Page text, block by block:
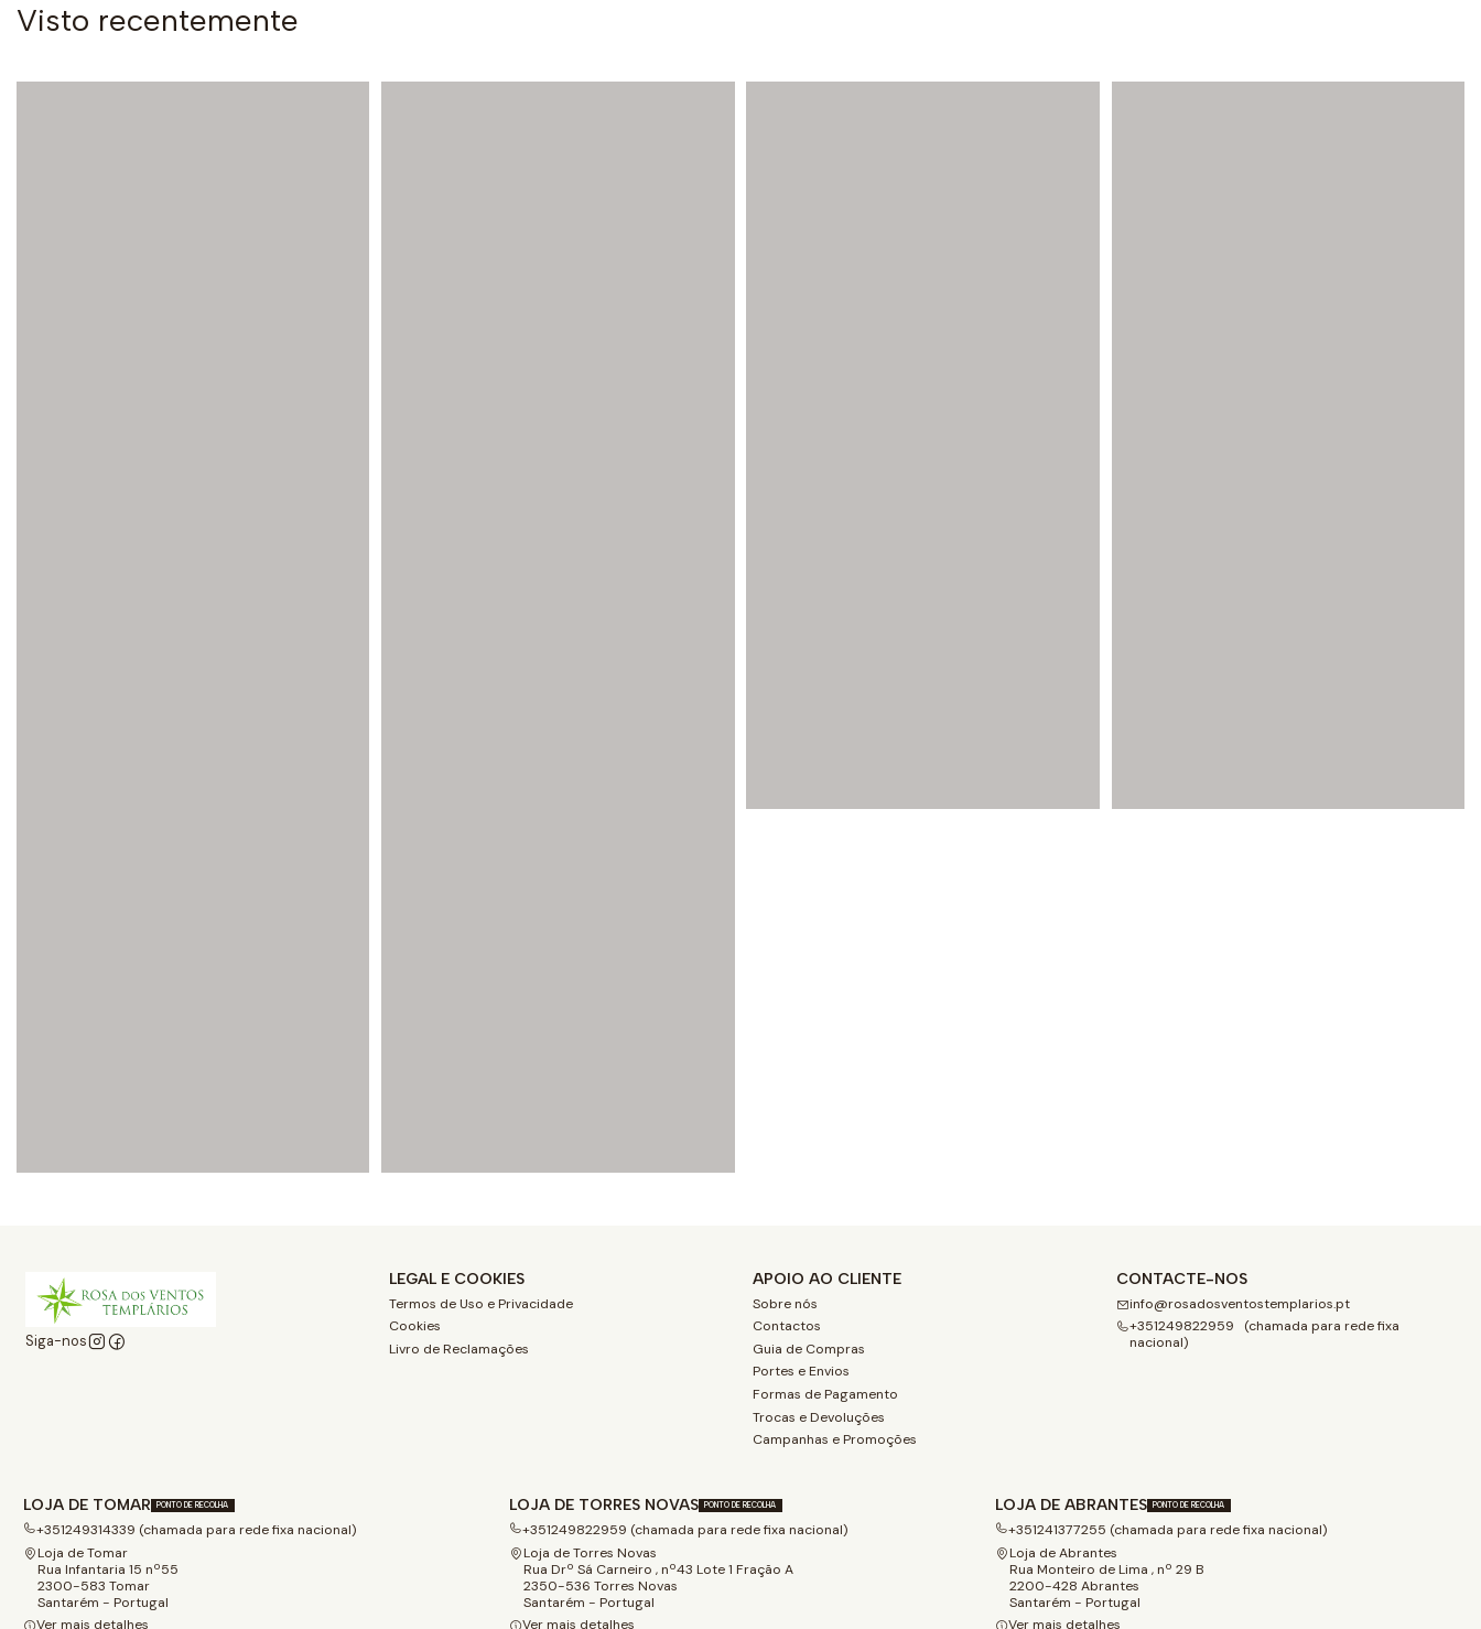
Visto recentemente
Siga-nos
LEGAL E COOKIES
Termos de Uso e Privacidade
Cookies
Livro de Reclamações
APOIO AO CLIENTE
Sobre nós
Contactos
Guia de Compras
Portes e Envios
Formas de Pagamento
Trocas e Devoluções
Campanhas e Promoções
CONTACTE-NOS
info@rosadosventostemplarios.pt
+351249822959 (chamada para rede fixa
nacional)
LOJA DE TOMAR PONTO DE RECOLHA
+351249314339 (chamada para rede fixa nacional)
Loja de Tomar
Rua Infantaria 15 nº55
2300-583 Tomar
Santarém - Portugal
Ver mais detalhes
LOJA DE TORRES NOVAS PONTO DE RECOLHA
+351249822959 (chamada para rede fixa nacional)
Loja de Torres Novas
Rua Drº Sá Carneiro , nº43 Lote 1 Fração A
2350-536 Torres Novas
Santarém - Portugal
Ver mais detalhes
LOJA DE ABRANTES PONTO DE RECOLHA
+351241377255 (chamada para rede fixa nacional)
Loja de Abrantes
Rua Monteiro de Lima , nº 29 B
2200-428 Abrantes
Santarém - Portugal
Ver mais detalhes